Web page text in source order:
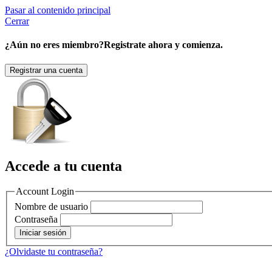
Pasar al contenido principal
Cerrar
¿Aún no eres miembro?Registrate ahora y comienza.
Registrar una cuenta
Accede a tu cuenta
Account Login
Nombre de usuario
Contraseña
¿Olvidaste tu contraseña?